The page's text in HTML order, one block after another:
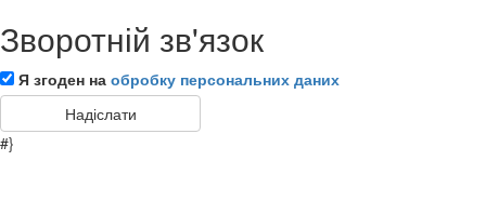
Зворотній зв'язок
Я згоден на обробку персональних даних
#}